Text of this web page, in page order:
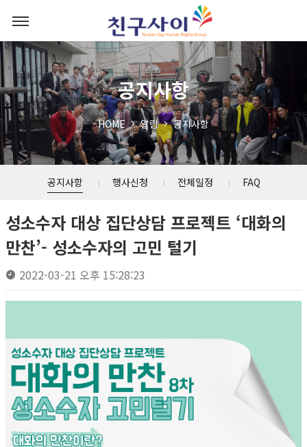
공지사항
HOME 알림 공지사항
공지사항 행사신청 전체일정 FAQ
성소수자 대상 집단상담 프로젝트 ‘대화의
만찬’- 성소수자의 고민 털기
2022-03-21 오후 15:28:23